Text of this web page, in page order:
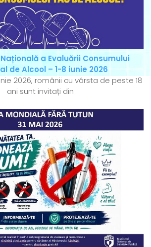
a Evaluării Consumului
de Alcool – 1-8 iunie 2026
2026, românii cu vârsta de peste 18
ani sunt invitați din